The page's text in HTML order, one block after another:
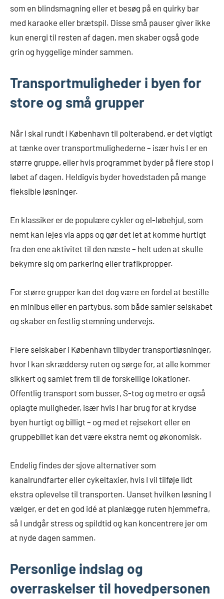
som en blindsmagning eller et besøg på en quirky bar
med karaoke eller brætspil. Disse små pauser giver ikke
kun energi til resten af dagen, men skaber også gode
grin og hyggelige minder sammen.
Transportmuligheder i byen for
store og små grupper
Når I skal rundt i København til polterabend, er det vigtigt
at tænke over transportmulighederne – især hvis I er en
større gruppe, eller hvis programmet byder på flere stop i
løbet af dagen. Heldigvis byder hovedstaden på mange
fleksible løsninger.
En klassiker er de populære cykler og el-løbehjul, som
nemt kan lejes via apps og gør det let at komme hurtigt
fra den ene aktivitet til den næste – helt uden at skulle
bekymre sig om parkering eller trafikpropper.
For større grupper kan det dog være en fordel at bestille
en minibus eller en partybus, som både samler selskabet
og skaber en festlig stemning undervejs.
Flere selskaber i København tilbyder transportløsninger,
hvor I kan skræddersy ruten og sørge for, at alle kommer
sikkert og samlet frem til de forskellige lokationer.
Offentlig transport som busser, S-tog og metro er også
oplagte muligheder, især hvis I har brug for at krydse
byen hurtigt og billigt – og med et rejsekort eller en
gruppebillet kan det være ekstra nemt og økonomisk.
Endelig findes der sjove alternativer som
kanalrundfarter eller cykeltaxier, hvis I vil tilføje lidt
ekstra oplevelse til transporten. Uanset hvilken løsning I
vælger, er det en god idé at planlægge ruten hjemmefra,
så I undgår stress og spildtid og kan koncentrere jer om
at nyde dagen sammen.
Personlige indslag og
overraskelser til hovedpersonen